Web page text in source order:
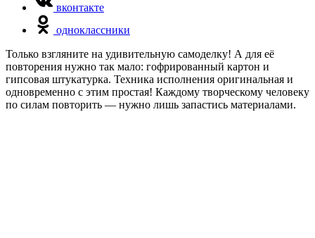
вконтакте
одноклассники
Только взгляните на удивительную самоделку! А для её
повторения нужно так мало: гофрированный картон и
гипсовая штукатурка. Техника исполнения оригинальная и
одновременно с этим простая! Каждому творческому человеку
по силам повторить — нужно лишь запастись материалами.